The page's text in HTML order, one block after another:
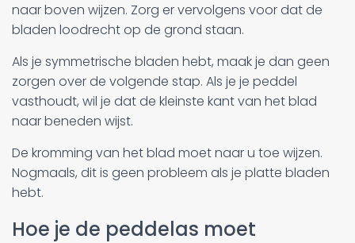
naar boven wijzen. Zorg er vervolgens voor dat de
bladen loodrecht op de grond staan.
Als je symmetrische bladen hebt, maak je dan geen
zorgen over de volgende stap. Als je je peddel
vasthoudt, wil je dat de kleinste kant van het blad
naar beneden wijst.
De kromming van het blad moet naar u toe wijzen.
Nogmaals, dit is geen probleem als je platte bladen
hebt.
Hoe je de peddelas moet